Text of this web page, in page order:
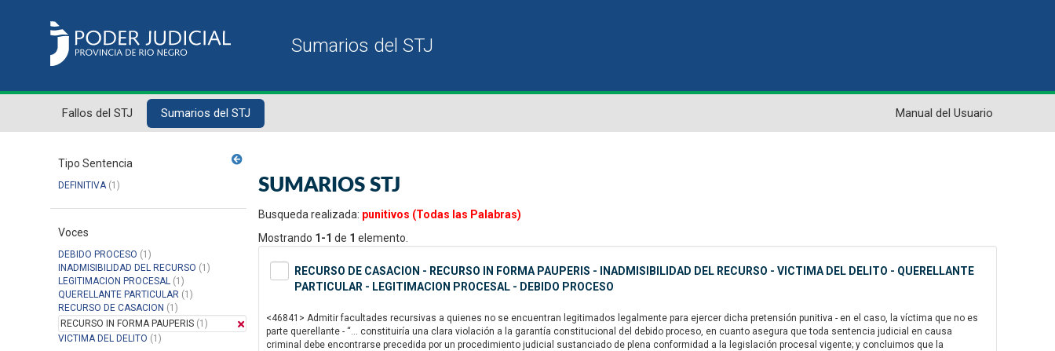
Fallos del STJ Sumarios del STJ Manual del Usuario
Tipo Sentencia
DEFINITIVA(1)
Voces
DEBIDO PROCESO (1)
INADMISIBILIDAD DEL RECURSO (1)
LEGITIMACION PROCESAL (1)
QUERELLANTE PARTICULAR (1)
RECURSO DE CASACION (1)
RECURSO IN FORMA PAUPERIS (1)
VICTIMA DEL DELITO (1)
SUMARIOS STJ
Busqueda realizada: punitivos (Todas las Palabras)
Mostrando 1-1 de 1 elemento.
RECURSO DE CASACION - RECURSO IN FORMA PAUPERIS - INADMISIBILIDAD DEL RECURSO - VICTIMA DEL DELITO - QUERELLANTE
PARTICULAR - LEGITIMACION PROCESAL - DEBIDO PROCESO
<46841> Admitir facultades recursivas a quienes no se encuentran legitimados legalmente para ejercer dicha pretensión punitiva - en el caso, la víctima que no es
parte querellante - “... constituiría una clara violación a la garantía constitucional del debido proceso, en cuanto asegura que toda sentencia judicial en causa
criminal debe encontrarse precedida por un procedimiento judicial sustanciado de plena conformidad a la legislación procesal vigente; y concluimos que la